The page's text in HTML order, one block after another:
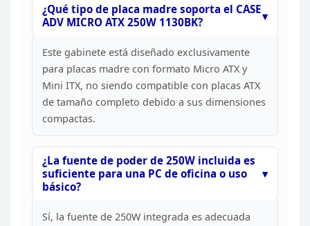
¿Qué tipo de placa madre soporta el CASE
ADV MICRO ATX 250W 1130BK?
Este gabinete está diseñado exclusivamente
para placas madre con formato Micro ATX y
Mini ITX, no siendo compatible con placas ATX
de tamaño completo debido a sus dimensiones
compactas.
¿La fuente de poder de 250W incluida es
suficiente para una PC de oficina o uso
básico?
Sí, la fuente de 250W integrada es adecuada